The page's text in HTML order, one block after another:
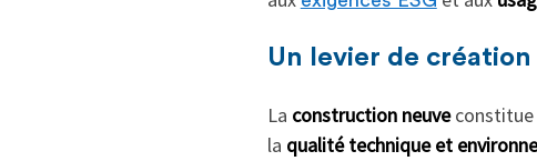
Un levier de
La construction neuveconstitue
la qualité technique et